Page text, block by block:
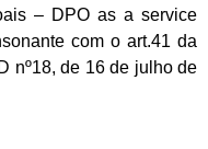
– DPO as a service
com o art.41 da
nº18, de 16 de julho de